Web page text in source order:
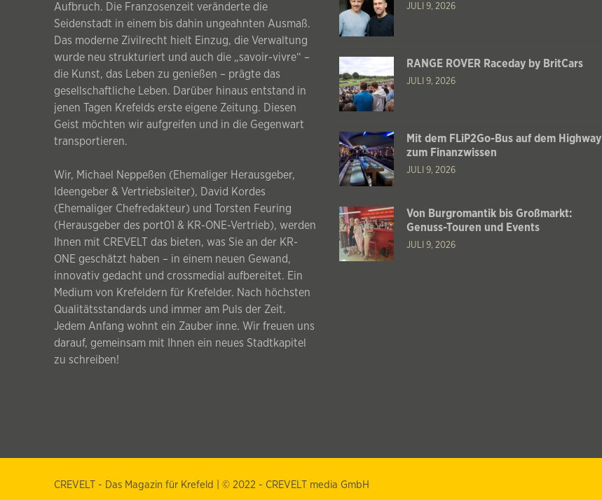
Aufbruch. Die Franzosenzeit veränderte die
Seidenstadt in einem bis dahin ungeahnten Ausmaß.
Das moderne Zivilrecht hielt Einzug, die Verwaltung
wurde neu strukturiert und auch die „savoir-vivre“ –
die Kunst, das Leben zu genießen – prägte das
gesellschaftliche Leben. Darüber hinaus entstand in
jenen Tagen Krefelds erste eigene Zeitung. Diesen
Geist möchten wir aufgreifen und in die Gegenwart
transportieren.
Wir, Michael Neppeßen (Ehemaliger Herausgeber,
Ideengeber & Vertriebsleiter), David Kordes
(Ehemaliger Chefredakteur) und Torsten Feuring
(Herausgeber des port01 & KR-ONE-Vertrieb), werden
Ihnen mit CREVELT das bieten, was Sie an der KR-
ONE geschätzt haben – in einem neuen Gewand,
innovativ gedacht und crossmedial aufbereitet. Ein
Medium von Krefeldern für Krefelder. Nach höchsten
Qualitätsstandards und immer am Puls der Zeit.
Jedem Anfang wohnt ein Zauber inne. Wir freuen uns
darauf, gemeinsam mit Ihnen ein neues Stadtkapitel
zu schreiben!
JULI 9, 2026
RANGE ROVER Raceday by BritCars
JULI 9, 2026
Mit dem FLiP2Go-Bus auf dem Highway
zum Finanzwissen
JULI 9, 2026
Von Burgromantik bis Großmarkt:
Genuss-Touren und Events
JULI 9, 2026
CREVELT - Das Magazin für Krefeld | © 2022 - CREVELT media GmbH